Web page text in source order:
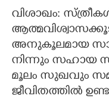
വിശാഖം:
അനുകൂലമായ
നിന്നും സഹായ
മൂലം സുഖവും
ജീവിതത്തിൽ